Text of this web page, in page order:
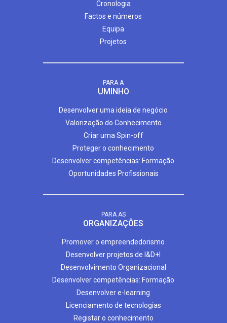
Cronologia
Factos e números
Equipa
Projetos
PARA A
UMINHO
Desenvolver uma ideia de negócio
Valorização do Conhecimento
Criar uma Spin-off
Proteger o conhecimento
Desenvolver competências: Formação
Oportunidades Profissionais
PARA AS
ORGANIZAÇÕES
Promover o empreendedorismo
Desenvolver projetos de I&D+I
Desenvolvimento Organizacional
Desenvolver competências: Formação
Desenvolver e-learning
Licenciamento de tecnologias
Registar o conhecimento